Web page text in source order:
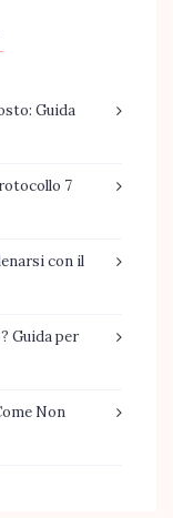
Guida
7
con il
Guida per
Non